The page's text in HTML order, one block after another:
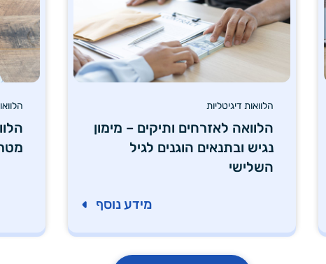
הלוואות דיגיטליות
הלוואה לאזרחים ותיקים – מימון
נגיש ובתנאים הוגנים לגיל
השלישי
מידע נוסף